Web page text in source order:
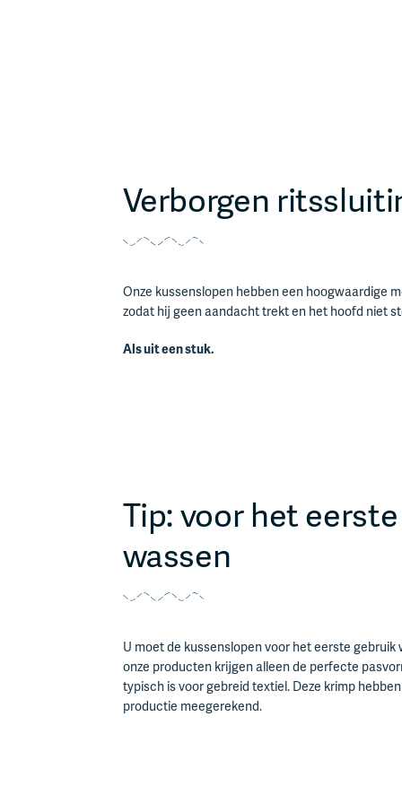
Verborgen
Onze kussenslopen hebben een hoogwaardige
zodat hij geen aandacht trekt en het hoofd niet
Als uit een stuk.
Tip: voor het
wassen
U moet de kussenslopen voor het eerste gebruik
onze producten krijgen alleen de perfecte
typisch is voor gebreid textiel. Deze krimp
productie meegerekend.